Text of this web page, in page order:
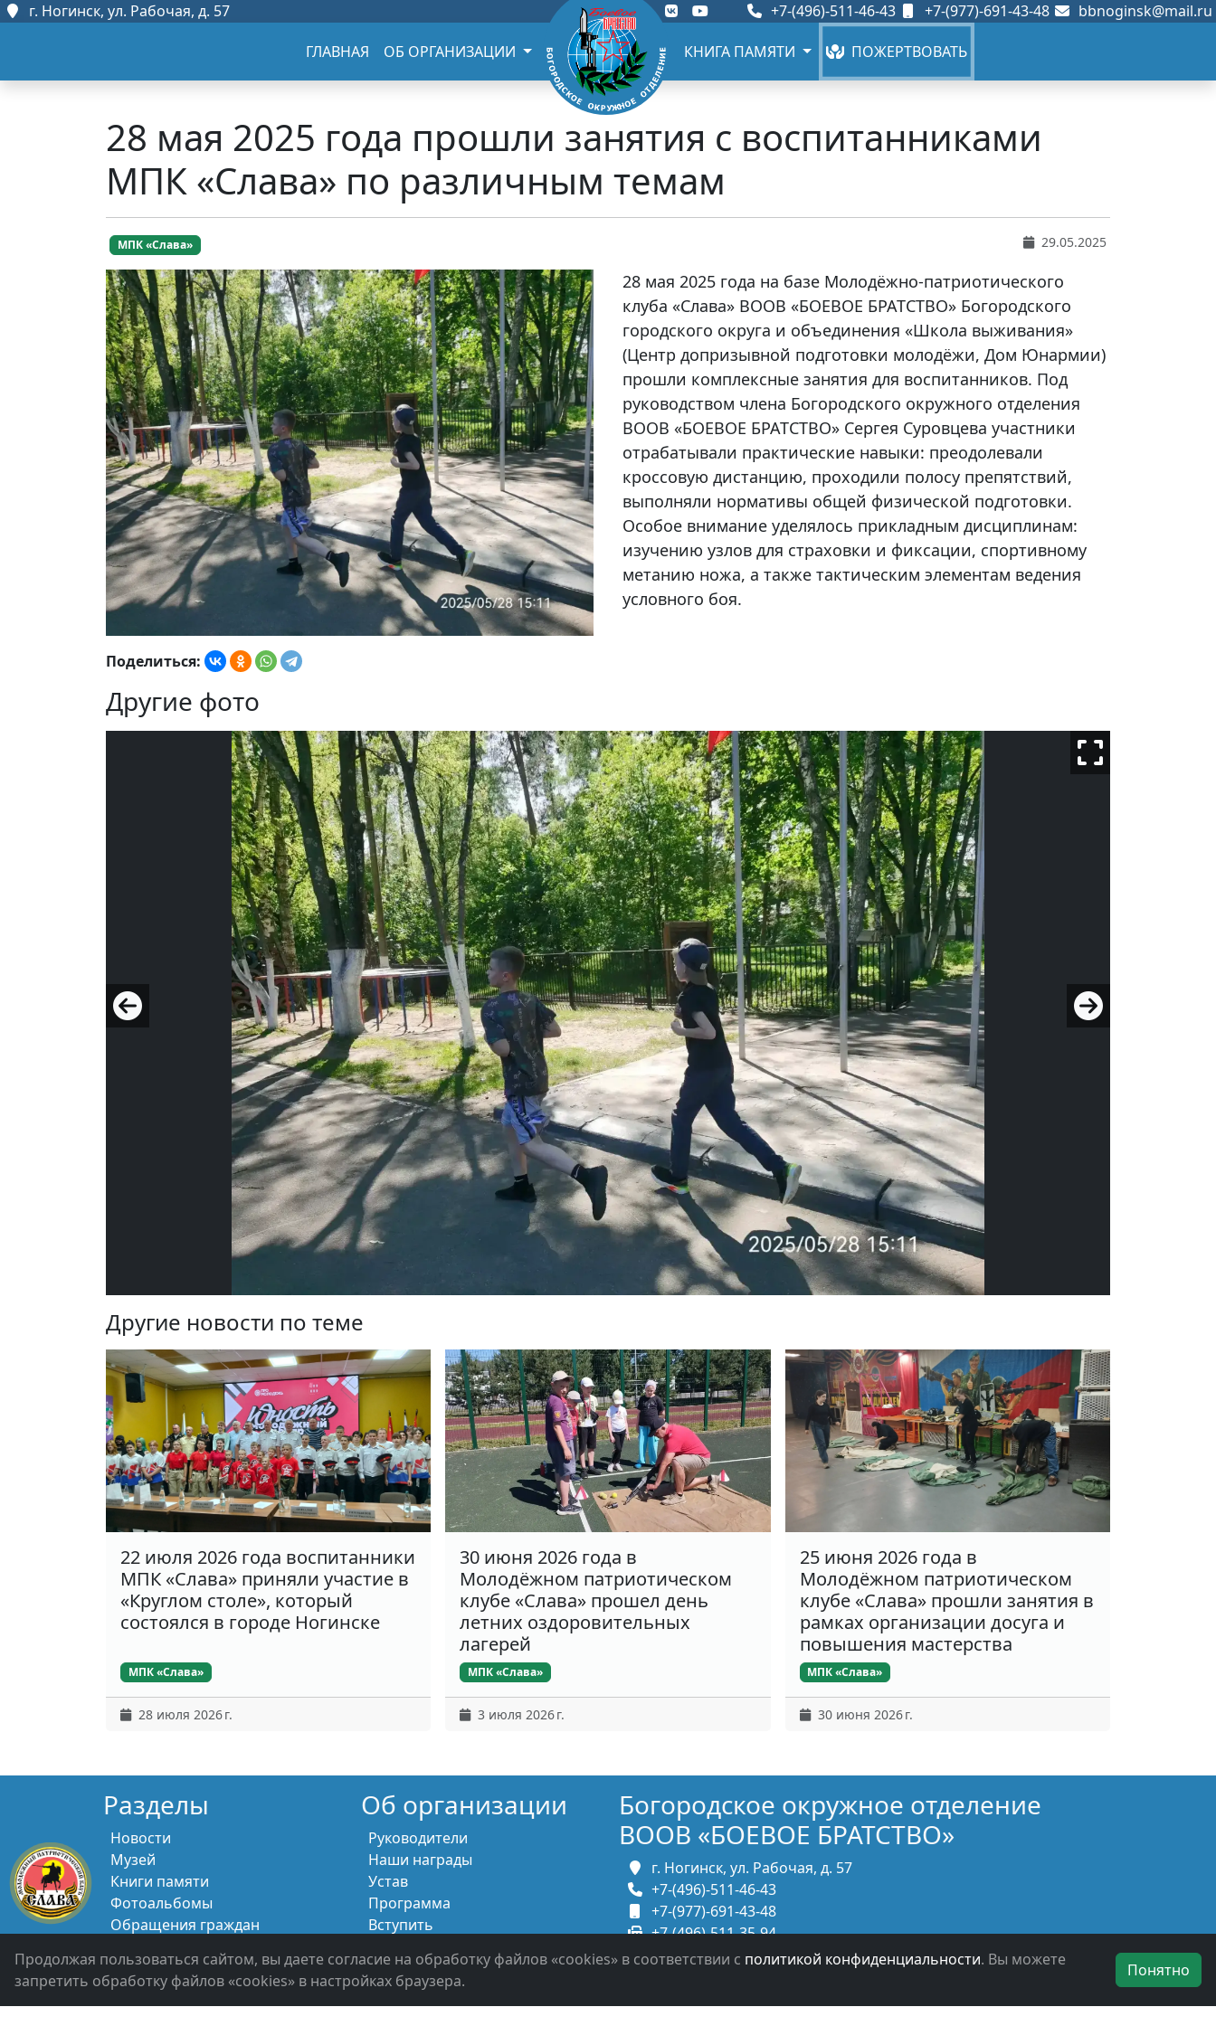
г. Ногинск, ул. Рабочая, д. 57 +7-(496)-511-46-43 +7-(977)-691-43-48 bbnoginsk@mail.ru
ГЛАВНАЯ ОБ ОРГАНИЗАЦИИ КНИГА ПАМЯТИ ПОЖЕРТВОВАТЬ
28 мая 2025 года прошли занятия с воспитанниками
МПК «Слава» по различным темам
МПК «Слава» 29.05.2025
28 мая 2025 года на базе Молодёжно-патриотического
клуба «Слава» ВООВ «БОЕВОЕ БРАТСТВО» Богородского
городского округа и объединения «Школа выживания»
(Центр допризывной подготовки молодёжи, Дом Юнармии)
прошли комплексные занятия для воспитанников. Под
руководством члена Богородского окружного отделения
ВООВ «БОЕВОЕ БРАТСТВО» Сергея Суровцева участники
отрабатывали практические навыки: преодолевали
кроссовую дистанцию, проходили полосу препятствий,
выполняли нормативы общей физической подготовки.
Особое внимание уделялось прикладным дисциплинам:
изучению узлов для страховки и фиксации, спортивному
метанию ножа, а также тактическим элементам ведения
условного боя.
Поделиться:
Другие фото
Другие новости по теме
22 июля 2026 года воспитанники
МПК «Слава» приняли участие в
«Круглом столе», который
состоялся в городе Ногинске
МПК «Слава»
28 июля 2026 г.
30 июня 2026 года в
Молодёжном патриотическом
клубе «Слава» прошел день
летних оздоровительных
лагерей
МПК «Слава»
3 июля 2026 г.
25 июня 2026 года в
Молодёжном патриотическом
клубе «Слава» прошли занятия в
рамках организации досуга и
повышения мастерства
МПК «Слава»
30 июня 2026 г.
Разделы
Новости
Музей
Книги памяти
Фотоальбомы
Обращения граждан
семьям
Об организации
Руководители
Наши награды
Устав
Программа
Вступить
Богородское окружное отделение
ВООВ «БОЕВОЕ БРАТСТВО»
г. Ногинск, ул. Рабочая, д. 57
+7-(496)-511-46-43
+7-(977)-691-43-48
+7-(496)-511-35-94
bbnoginsk@mail.ru
Продолжая пользоваться сайтом, вы даете согласие на обработку файлов «cookies» в соответствии с политикой конфиденциальности. Вы можете
запретить обработку файлов «cookies» в настройках браузера.
Понятно